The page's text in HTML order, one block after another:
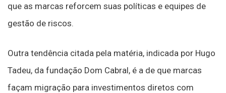
que as marcas reforcem suas políticas e equipes de
gestão de riscos.
Outra tendência citada pela matéria, indicada por Hugo
Tadeu, da fundação Dom Cabral, é a de que marcas
façam migração para investimentos diretos com